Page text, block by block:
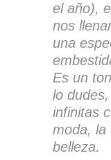
el año),
nos
una
Es un
lo
infinitas
moda, la
belleza.